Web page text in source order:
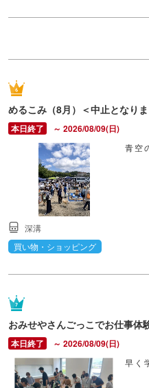
めるこみ（8月）＜中止となり
～ 2026/08/09(日)
青空
深溝
買い物・ショッピング
おみせやさんごっこでお仕事体
～ 2026/08/09(日)
早く